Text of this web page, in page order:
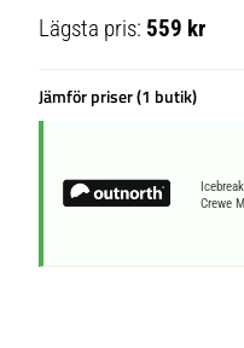
Lägsta pris: 559 kr
Jämför priser (1 butik)
Crewe